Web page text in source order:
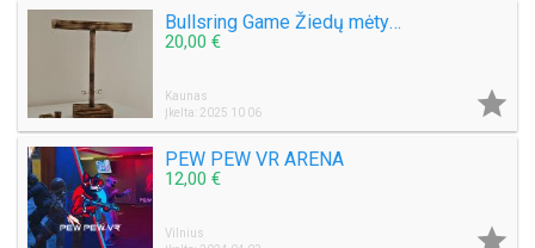
Bullsring Game Žiedų mėtymo ant kabliuko žaidimas
20,00 €
Kaunas
Įkelta: 2025 10 06

PEW PEW VR ARENA
12,00 €
Vilnius
